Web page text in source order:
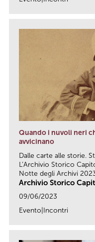
Quando i nuvoli neri
avvicinano
Dalle carte alle storie.
L’Archivio Storico
Notte degli Archivi
Archivio Storico
09/06/2023
Evento|Incontri